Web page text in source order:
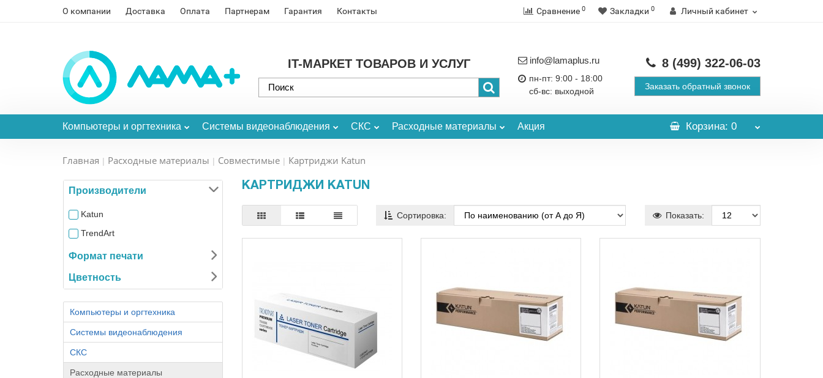
О компании Доставка Оплата Партнерам Гарантия Контакты Сравнение 0 Закладки 0 Личный кабинет
IT-МАРКЕТ ТОВАРОВ И УСЛУГ info@lamaplus.ru
пн-пт: 9:00 - 18:00
сб-вс: выходной
8 (499) 322-06-03
Заказать обратный звонок
Компьютеры и оргтехника Системы видеонаблюдения СКС Расходные материалы Акция Корзина: 0
Главная Расходные материалы Совместимые Картриджи Katun
Производители
Katun
TrendArt
Формат печати
Цветность
Компьютеры и оргтехника
Системы видеонаблюдения
СКС
Расходные материалы
КАРТРИДЖИ KATUN
Сортировка: Показать: